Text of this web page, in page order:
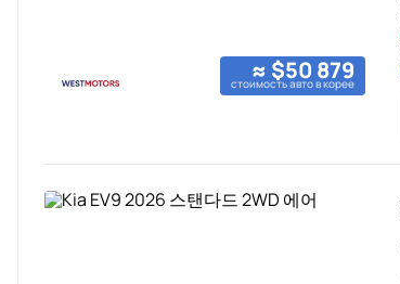
≈ $50 879
стоимость авто в корее